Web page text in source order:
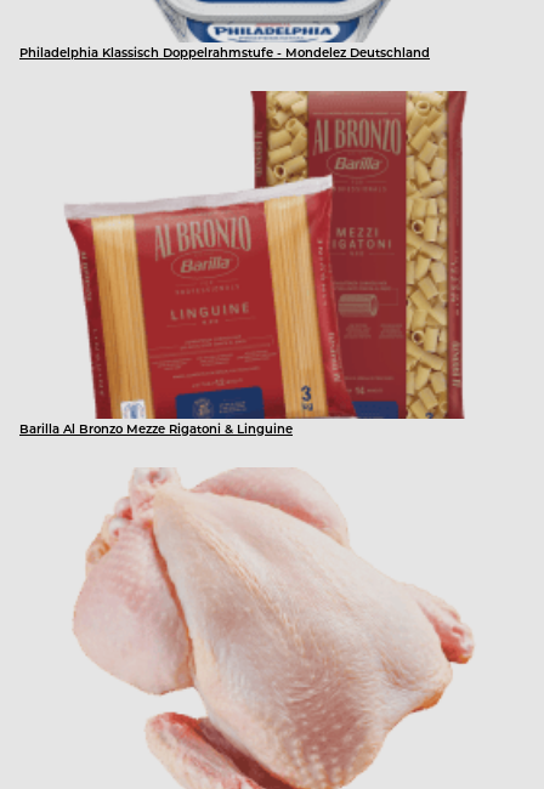
Philadelphia Klassisch Doppelrahmstufe - Mondelez Deutschland
Barilla Al Bronzo Mezze Rigatoni & Linguine